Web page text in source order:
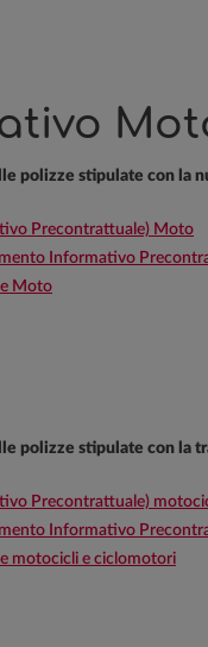
polizze stipulate con la
Precontrattuale) Moto
Informativo
Moto
polizze stipulate con la
Precontrattuale)
Informativo
motocicli e ciclomotori